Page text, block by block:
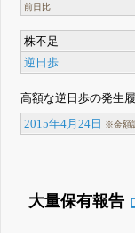
前日比
株不足
逆日歩
高額な逆日歩の発生
2015年4月24日 ※金額
大量保有報告